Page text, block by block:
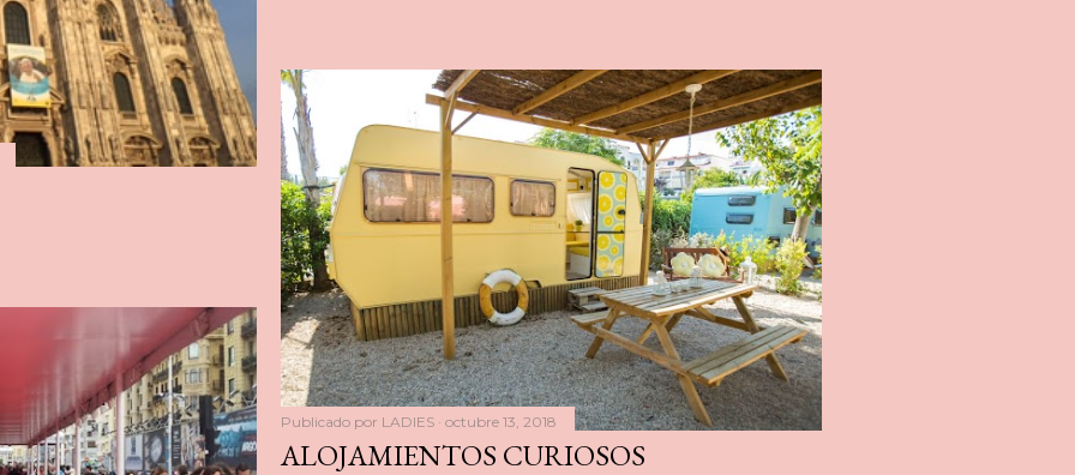
Publicado por LADIES octubre 13, 2018
ALOJAMIENTOS CURIOSOS